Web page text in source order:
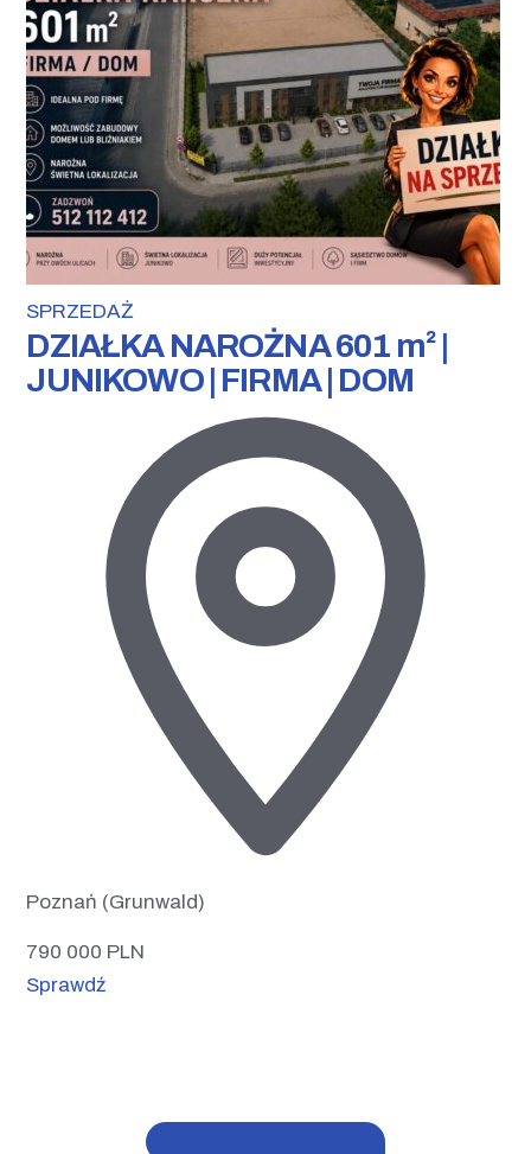
SPRZEDAŻ
DZIAŁKA NAROŻNA 601 m² |
JUNIKOWO | FIRMA | DOM
Poznań (Grunwald)
790 000 PLN
Sprawdź